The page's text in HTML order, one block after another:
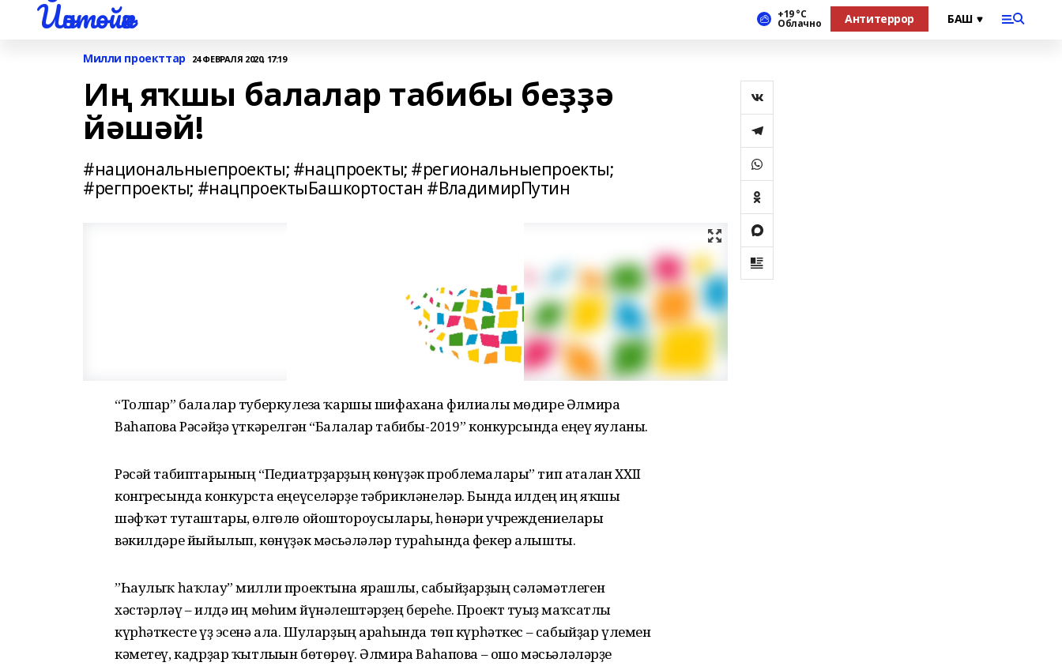
Йәнтөйәк +19 °С
Облачно Антитеррор
Милли проекттар 24 ФЕВРАЛЯ 2020, 17:19
Иң яҡшы балалар табибы беҙҙә
йәшәй!
#национальныепроекты; #нацпроекты; #региональныепроекты;
#регпроекты; #нацпроектыБашкортостан #ВладимирПутин
“Толпар” балалар туберкулезға ҡаршы шифахана филиалы мөдире Әлмира
Ваһапова Рәсәйҙә үткәрелгән “Балалар табибы-2019” конкурсында еңеү яуланы.
Рәсәй табиптарының “Педиатрҙарҙың көнүҙәк проблемалары” тип аталған ХХII
конгресында конкурста еңеүселәрҙе тәбрикләнеләр. Бында илдең иң яҡшы
шәфҡәт туташтары, өлгөлө ойоштороусылары, һөнәри учреждениелары
вәкилдәре йыйылып, көнүҙәк мәсьәләләр тураһында фекер алышты.
”Һаулыҡ һаҡлау” милли проектына ярашлы, сабыйҙарҙың сәләмәтлеген
хәстәрләү – илдә иң мөһим йүнәлештәрҙең береһе. Проект туғыҙ маҡсатлы
күрһәткесте үҙ эсенә ала. Шуларҙың араһында төп күрһәткес – сабыйҙар үлемен
кәметеү, кадрҙар ҡытлығын бөтөрөү. Әлмира Ваһапова – ошо мәсьәләләрҙе